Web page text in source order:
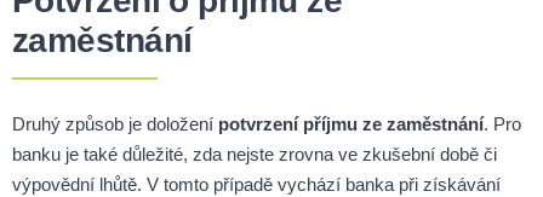
zaměstnání
Druhý způsob je doložení potvrzení příjmu ze zaměstnání. Pro
banku je také důležité, zda nejste zrovna ve zkušební době či
výpovědní lhůtě. V tomto případě vychází banka při získávání